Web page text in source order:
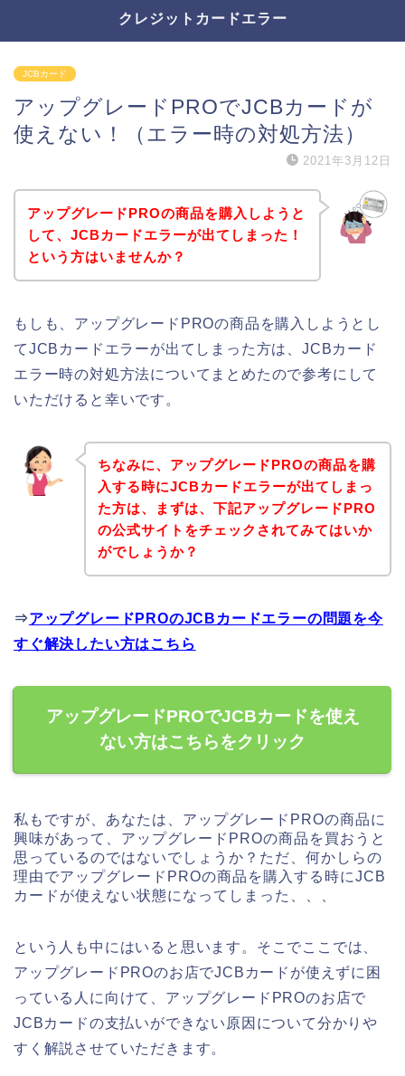
クレジットカードエラー
JCBカード
アップグレードPROでJCBカードが
使えない！（エラー時の対処方法）
2021年3月12日
アップグレードPROの商品を購入しようと
して、JCBカードエラーが出てしまった！
という方はいませんか？
もしも、アップグレードPROの商品を購入しようとし
てJCBカードエラーが出てしまった方は、JCBカード
エラー時の対処方法についてまとめたので参考にして
いただけると幸いです。
ちなみに、アップグレードPROの商品を購
入する時にJCBカードエラーが出てしまっ
た方は、まずは、下記アップグレードPRO
の公式サイトをチェックされてみてはいか
がでしょうか？
⇒アップグレードPROのJCBカードエラーの問題を今
すぐ解決したい方はこちら
アップグレードPROでJCBカードを使え
ない方はこちらをクリック
私もですが、あなたは、アップグレードPROの商品に
興味があって、アップグレードPROの商品を買おうと
思っているのではないでしょうか？ただ、何かしらの
理由でアップグレードPROの商品を購入する時にJCB
カードが使えない状態になってしまった、、、
という人も中にはいると思います。そこでここでは、
アップグレードPROのお店でJCBカードが使えずに困
っている人に向けて、アップグレードPROのお店で
JCBカードの支払いができない原因について分かりや
すく解説させていただきます。